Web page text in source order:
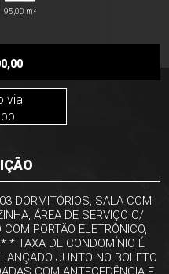
95,00 m²
via
DORMITÓRIOS, SALA COM
ÁREA DE SERVIÇO C/
PORTÃO ELETRÔNICO,
* TAXA DE CONDOMÍNIO É
JUNTO NO BOLETO